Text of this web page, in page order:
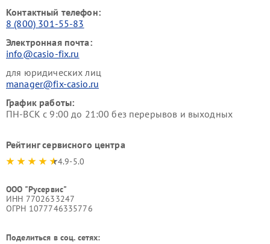
Контактный телефон:
8 (800) 301-55-83
Электронная почта:
info@casio-fix.ru
для юридических лиц
manager@fix-casio.ru
График работы:
ПН-ВСК с 9:00 до 21:00 без перерывов и выходных
Рейтинг сервисного центра
4.9-5.0
ООО "Русервис"
ИНН 7702633247
ОГРН 1077746335776
Поделиться в соц. сетях: